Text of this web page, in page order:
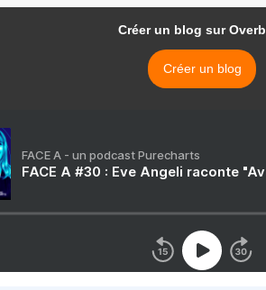
Créer un blog sur
Créer un blog
FACE A - un podcast Purecharts
FACE A #30 : Eve Angeli raconte